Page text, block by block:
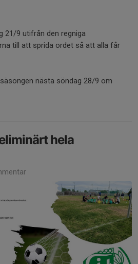
21/9 utifrån den regniga
till att sprida ordet så att alla får
nästa söndag 28/9 om
hela